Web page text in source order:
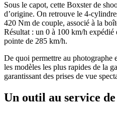
Sous le capot, cette Boxster de
d’origine. On retrouve le 4-
420 Nm de couple, associé à la
Résultat : un 0 à 100 km/h expédié
pointe de 285 km/h.
De quoi permettre au photographe
les modèles les plus rapides de la
garantissant des prises de vue
Un outil au service